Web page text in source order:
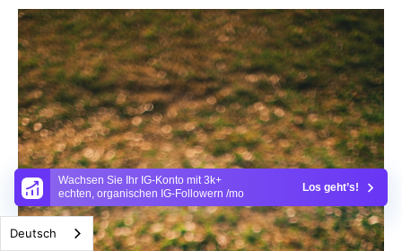
Wachsen Sie Ihr IG-Konto mit 3k+
echten, organischen IG-Followern /mo
Los geht’s!
Deutsch